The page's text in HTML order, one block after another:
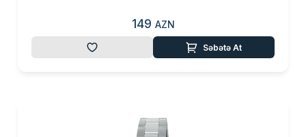
149 AZN
Səbətə At